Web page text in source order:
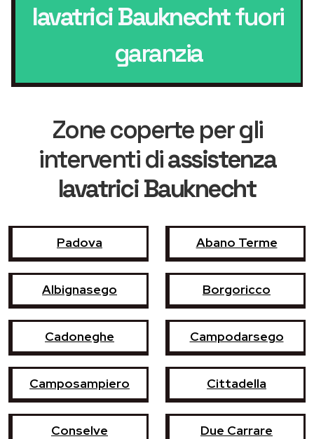
lavatrici Bauknechtfuori
garanzia
Zone coperte per gli
interventi diassistenza
lavatrici Bauknecht
Padova Abano Terme
Albignasego Borgoricco
Cadoneghe Campodarsego
Camposampiero Cittadella
Conselve Due Carrare